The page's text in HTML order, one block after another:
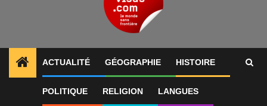
ACTUALITÉ GÉOGRAPHIE HISTOIRE
POLITIQUE RELIGION LANGUES
International